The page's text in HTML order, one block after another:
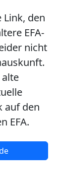
Link, den
EFA-
nicht
auf den
EFA.